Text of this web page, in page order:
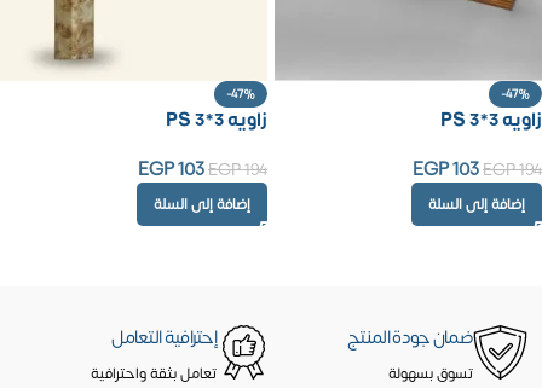
-47%
زاويه PS 3*3
EGP194
EGP103
إضافة إلى السلة
-47%
زاويه PS 3*3
EGP194
EGP103
إضافة إلى السلة
ضمان جودة المنتج
تسوق بسهولة
إحترافية التعامل
تعامل بثقة واحترافية